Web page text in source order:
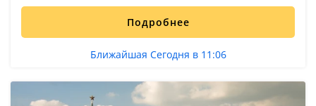
Подробнее
Ближайшая Сегодня в 11:06